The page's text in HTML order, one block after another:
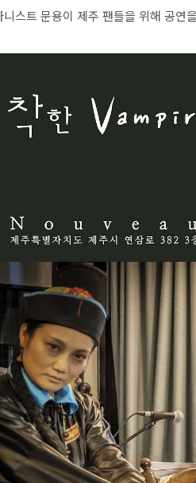
스트 문용이 제주 팬들을 위해 공연